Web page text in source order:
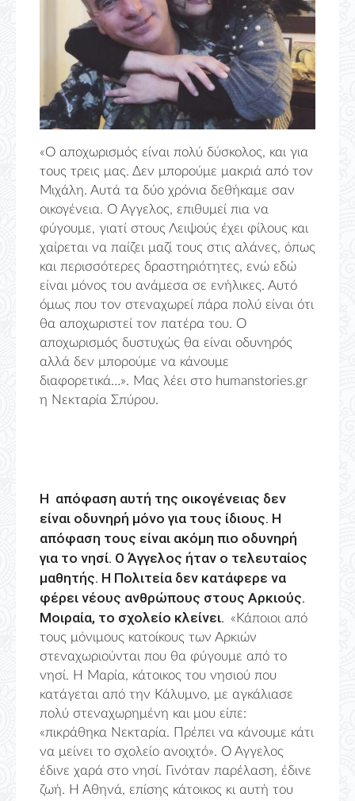
«Ο αποχωρισμός είναι πολύ δύσκολος, και για
τους τρεις μας. Δεν μπορούμε μακριά από τον
Μιχάλη. Αυτά τα δύο χρόνια δεθήκαμε σαν
οικογένεια. Ο Άγγελος, επιθυμεί πια να
φύγουμε, γιατί στους Λειψούς έχει φίλους και
χαίρεται να παίζει μαζί τους στις αλάνες, όπως
και περισσότερες δραστηριότητες, ενώ εδώ
είναι μόνος του ανάμεσα σε ενήλικες. Αυτό
όμως που τον στεναχωρεί πάρα πολύ είναι ότι
θα αποχωριστεί τον πατέρα του. Ο
αποχωρισμός δυστυχώς θα είναι οδυνηρός
αλλά δεν μπορούμε να κάνουμε
διαφορετικά…». Μας λέει στο humanstories.gr
η Νεκταρία Σπύρου.
Η απόφαση αυτή της οικογένειας δεν
είναι οδυνηρή μόνο για τους ίδιους. Η
απόφαση τους είναι ακόμη πιο οδυνηρή
για το νησί. Ο Άγγελος ήταν ο τελευταίος
μαθητής. Η Πολιτεία δεν κατάφερε να
φέρει νέους ανθρώπους στους Αρκιούς.
Μοιραία, το σχολείο κλείνει. «Κάποιοι από
τους μόνιμους κατοίκους των Αρκιών
στεναχωριούνται που θα φύγουμε από το
νησί. Η Μαρία, κάτοικος του νησιού που
κατάγεται από την Κάλυμνο, με αγκάλιασε
πολύ στεναχωρημένη και μου είπε:
«πικράθηκα Νεκταρία. Πρέπει να κάνουμε κάτι
να μείνει το σχολείο ανοιχτό». Ο Άγγελος
έδινε χαρά στο νησί. Γινόταν παρέλαση, έδινε
ζωή. Η Αθηνά, επίσης κάτοικος κι αυτή του